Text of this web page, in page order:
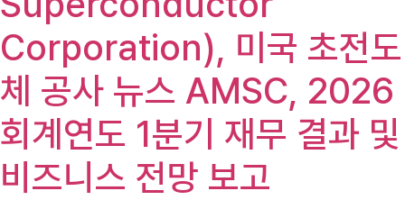
Corporation), 미국 초전도
체 공사 뉴스 AMSC, 2026
회계연도 1분기 재무 결과 및
비즈니스 전망 보고